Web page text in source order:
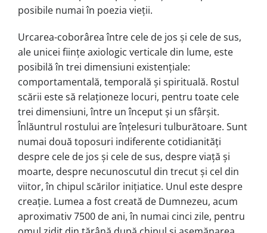
posibile numai în poezia vieții.
Urcarea-coborârea între cele de jos și cele de sus,
ale unicei ființe axiologic ver­ti­cale din lume, este
posibilă în trei di­men­siuni existențiale:
comportamen­ta­lă, temporală și spirituală. Rostul
scării este să relaționeze locuri, pentru toate ce­le
trei dimensiuni, între un început și un sfârșit.
Înlăuntrul rostului are înțe­le­suri tulburătoare. Sunt
numai două to­po­suri indiferente cotidianități
despre cele de jos și cele de sus, despre viață și
moar­te, despre necunoscutul din trecut și cel din
viitor, în chipul scărilor ini­ția­tice. Unul este despre
creație. Lumea a fost creată de Dumnezeu, acum
apro­ximativ 7500 de ani, în numai cinci zile, pen­tru